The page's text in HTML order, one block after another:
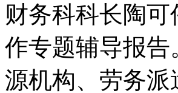
财务科科长陶
作专题辅导报
源机构、劳务派